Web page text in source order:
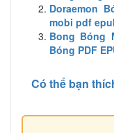
Doraemon
mobi pdf
Bong Bóng
Bóng PDF
Có thể bạn